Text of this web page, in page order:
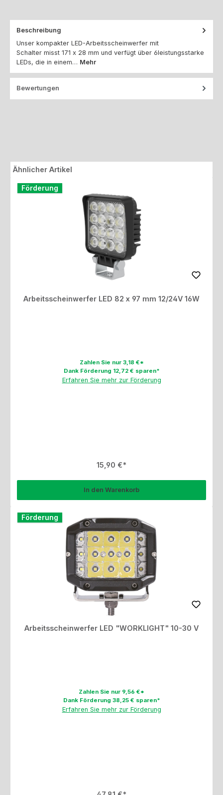
Beschreibung
Unser kompakter LED-Arbeitsscheinwerfer mit
Schalter misst 171 x 28 mm und verfügt über 6leistungsstarke
LEDs, die in einem… Mehr
Bewertungen
Produktgalerie überspringen
Ähnlicher Artikel
Förderung
Arbeitsscheinwerfer LED 82 x 97 mm 12/24V 16W
Zahlen Sie nur 3,18 €*
Dank Förderung 12,72 € sparen*
Erfahren Sie mehr zur Förderung
Regulärer Preis:
15,90 €
In den Warenkorb
Förderung
Arbeitsscheinwerfer LED "WORKLIGHT" 10-30 V
Zahlen Sie nur 9,56 €*
Dank Förderung 38,25 € sparen*
Erfahren Sie mehr zur Förderung